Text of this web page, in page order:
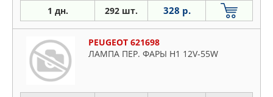
1 дн. 292 шт. 328 р.
PEUGEOT 621698
ЛАМПА ПЕР. ФАРЫ H1 12V-55W